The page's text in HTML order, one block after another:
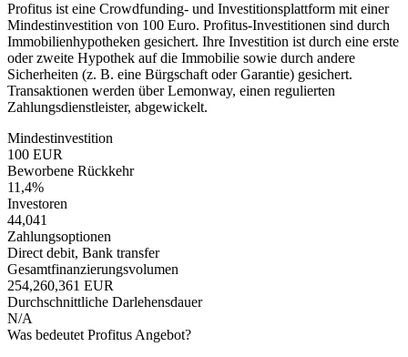
Profitus ist eine Crowdfunding- und Investitionsplattform mit einer
Mindestinvestition von 100 Euro. Profitus-Investitionen sind durch
Immobilienhypotheken gesichert. Ihre Investition ist durch eine erste
oder zweite Hypothek auf die Immobilie sowie durch andere
Sicherheiten (z. B. eine Bürgschaft oder Garantie) gesichert.
Transaktionen werden über Lemonway, einen regulierten
Zahlungsdienstleister, abgewickelt.
Mindestinvestition
100 EUR
Beworbene Rückkehr
11,4%
Investoren
44,041
Zahlungsoptionen
Direct debit, Bank transfer
Gesamtfinanzierungsvolumen
254,260,361 EUR
Durchschnittliche Darlehensdauer
N/A
Was bedeutet Profitus Angebot?